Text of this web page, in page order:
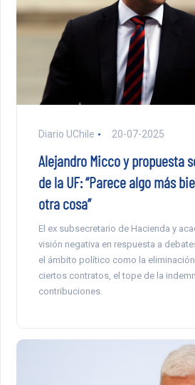
Diario UChile 20-07-2025
Alejandro Micco y propuesta
de la UF: “Parece algo más
otra cosa”
El ex subsecretario de Hacienda y
visión negativa en respuesta a
el ámbito político como la eliminación
ciertos contratos, el tope de la
contribuciones.